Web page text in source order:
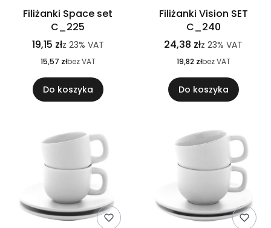
Filiżanki Space set
C_225
19,15 złz 23% VAT
15,57 złbez VAT
Do koszyka
Filiżanki Vision SET
C_240
24,38 złz 23% VAT
19,82 złbez VAT
Do koszyka